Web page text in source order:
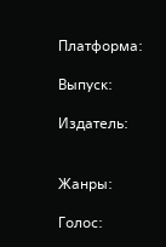
Платформа:
Выпуск:
Издатель:
Жанры:
Голос: